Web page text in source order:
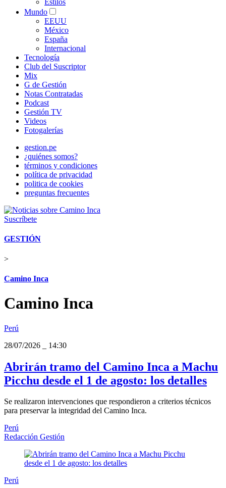
Estilos
Mundo
EEUU
México
España
Internacional
Tecnología
Club del Suscriptor
Mix
G de Gestión
Notas Contratadas
Podcast
Gestión TV
Videos
Fotogalerías
gestion.pe
¿quiénes somos?
términos y condiciones
política de privacidad
politica de cookies
preguntas frecuentes
Suscríbete
GESTIÓN
>
Camino Inca
Camino Inca
Perú
28/07/2026
14:30
Abrirán tramo del Camino Inca a Machu
Picchu desde el 1 de agosto: los detalles
Se realizaron intervenciones que respondieron a criterios técnicos
para preservar la integridad del Camino Inca.
Perú
Redacción Gestión
Perú